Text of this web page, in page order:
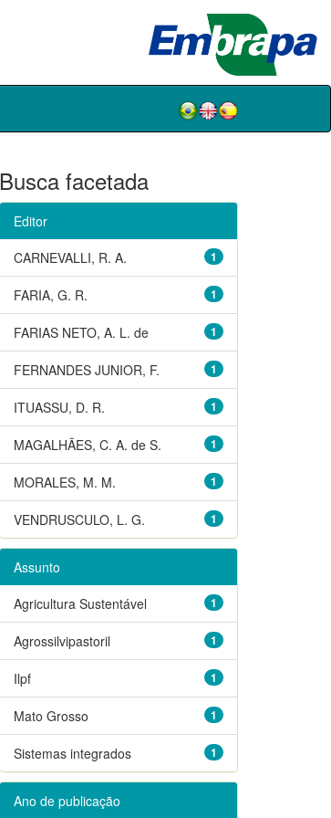
Busca facetada
Editor
1
CARNEVALLI, R. A.
1
FARIA, G. R.
1
FARIAS NETO, A. L. de
1
FERNANDES JUNIOR, F.
1
ITUASSU, D. R.
1
MAGALHÃES, C. A. de S.
1
MORALES, M. M.
1
VENDRUSCULO, L. G.
Assunto
1
Agricultura Sustentável
1
Agrossilvipastoril
1
Ilpf
1
Mato Grosso
1
Sistemas integrados
Ano de publicação